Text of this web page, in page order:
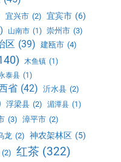
宜兴市 (2) 宜宾市 (6)
山南市 (1) 崇州市 (3)
区 (39) 建瓯市 (4)
木鱼镇 (1)
泰县 (1)
省 (42) 沂水县 (2)
浮梁县 (2) 湄潭县 (1)
(3) 漳平市 (2)
龙 (2) 神农架林区 (5)
(2) 红茶 (322)